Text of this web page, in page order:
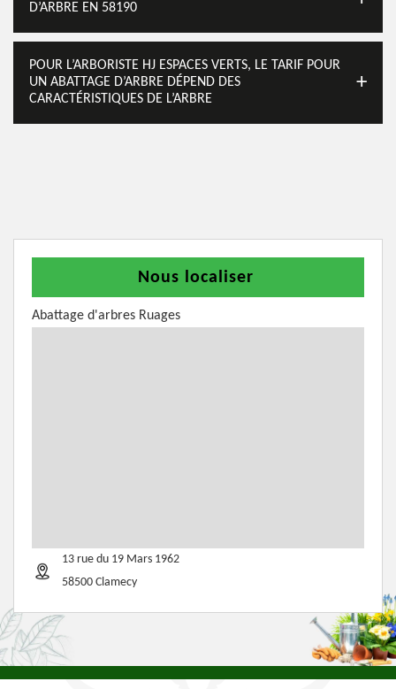
D’ARBRE EN 58190
POUR L’ARBORISTE HJ ESPACES VERTS, LE TARIF POUR
UN ABATTAGE D’ARBRE DÉPEND DES
CARACTÉRISTIQUES DE L’ARBRE
Nous localiser
Abattage d'arbres Ruages
13 rue du 19 Mars 1962
58500 Clamecy